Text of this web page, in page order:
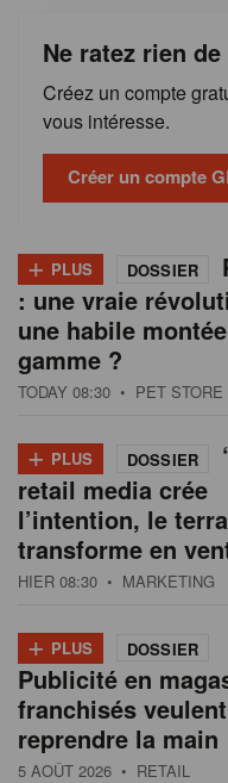
Ne ratez rien
Créez un compte
vous intéresse.
Créer un compte
+ PLUS DOSSIER
: une vraie
une habile
gamme ?
TODAY 08:30 • PET STORE
+ PLUS DOSSIER
retail media crée
l’intention, le
transforme en
HIER 08:30 • MARKETING
+ PLUS DOSSIER
Publicité en
franchisés veulent
reprendre la main
5 AOÛT 2026 • RETAIL